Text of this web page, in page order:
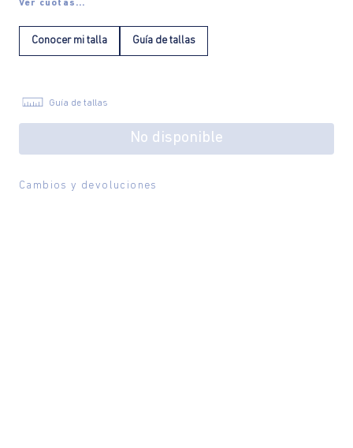
Ver cuotas...
Conocer mi talla Guía de tallas
Guía de tallas
No disponible
Cambios y devoluciones